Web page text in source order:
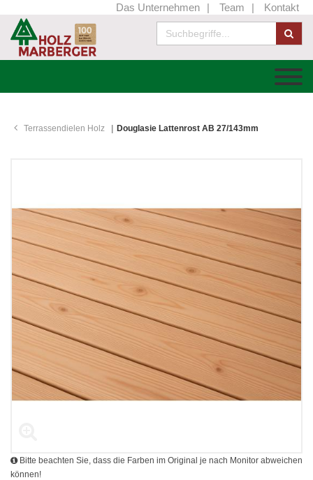
Das Unternehmen Team Kontakt
Terrassendielen Holz Douglasie Lattenrost AB 27/143mm
Bitte beachten Sie, dass die Farben im Original je nach Monitor abweichen
können!